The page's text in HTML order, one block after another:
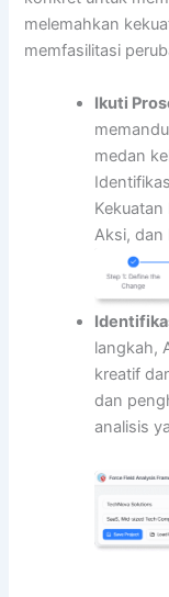
melemahkan
memfasilitasi
Ikuti
medan
Aksi, dan
langkah,
kreatif
dan
analisis